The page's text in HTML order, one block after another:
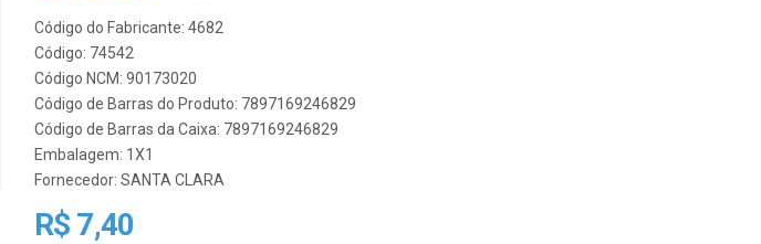
Código do Fabricante: 4682
Código: 74542
Código NCM: 90173020
Código de Barras do Produto: 7897169246829
Código de Barras da Caixa: 7897169246829
Embalagem: 1X1
Fornecedor: SANTA CLARA
R$ 7,40